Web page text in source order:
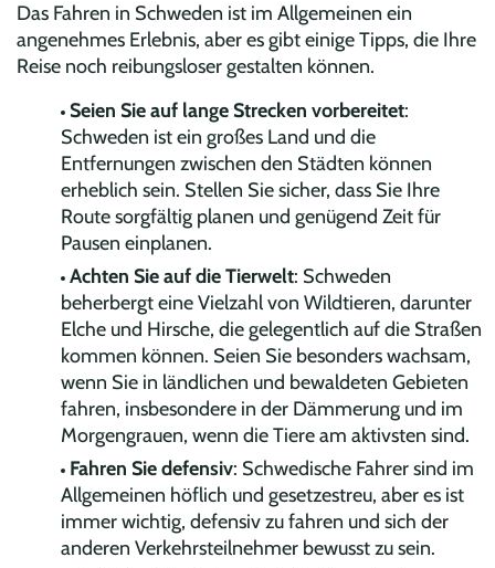
Das Fahren in Schweden ist im Allgemeinen ein
angenehmes Erlebnis, aber es gibt einige Tipps, die Ihre
Reise noch reibungsloser gestalten können.
Seien Sie auf lange Strecken vorbereitet:
Schweden ist ein großes Land und die
Entfernungen zwischen den Städten können
erheblich sein. Stellen Sie sicher, dass Sie Ihre
Route sorgfältig planen und genügend Zeit für
Pausen einplanen.
Achten Sie auf die Tierwelt: Schweden
beherbergt eine Vielzahl von Wildtieren, darunter
Elche und Hirsche, die gelegentlich auf die Straßen
kommen können. Seien Sie besonders wachsam,
wenn Sie in ländlichen und bewaldeten Gebieten
fahren, insbesondere in der Dämmerung und im
Morgengrauen, wenn die Tiere am aktivsten sind.
Fahren Sie defensiv: Schwedische Fahrer sind im
Allgemeinen höflich und gesetzestreu, aber es ist
immer wichtig, defensiv zu fahren und sich der
anderen Verkehrsteilnehmer bewusst zu sein.